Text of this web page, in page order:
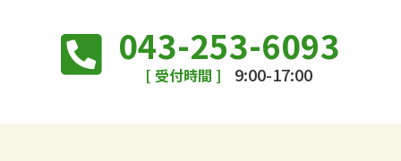
043-253-6093
[ 受付時間 ] 9:00-17:00